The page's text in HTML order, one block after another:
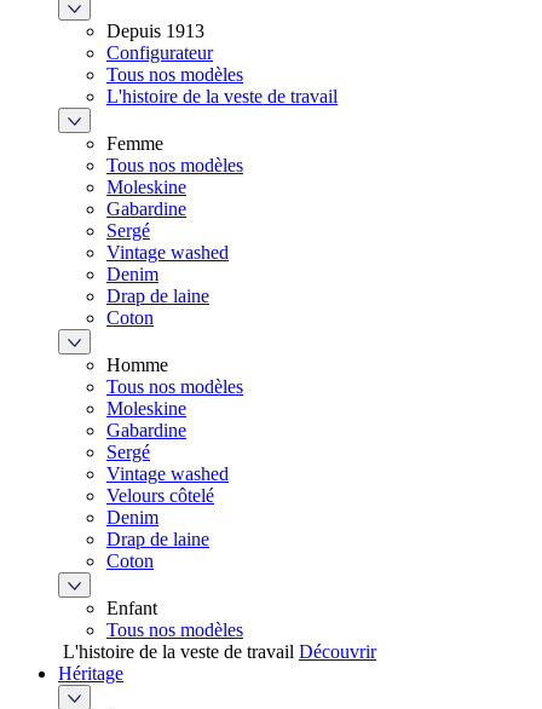
Depuis 1913
Configurateur
Tous nos modèles
L'histoire de la veste de travail
Femme
Tous nos modèles
Moleskine
Gabardine
Sergé
Vintage washed
Denim
Drap de laine
Coton
Homme
Tous nos modèles
Moleskine
Gabardine
Sergé
Vintage washed
Velours côtelé
Denim
Drap de laine
Coton
Enfant
Tous nos modèles
L'histoire de la veste de travail Découvrir
Héritage